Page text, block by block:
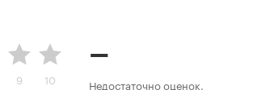
9 10
–
Недостаточно оценок,